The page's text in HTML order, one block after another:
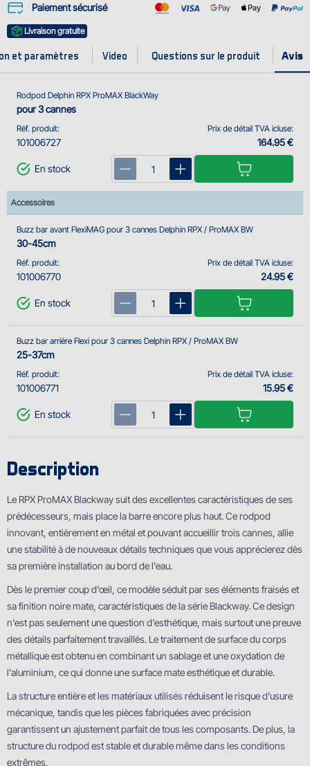
Livraison gratuite
Paiement sécurisé
et paramètres Video Questions sur le produit
Réf. produit:
101006727
Rodpod Delphin RPX ProMAX BlackWay
pour 3 cannes
Prix de détail TVA icluse:
164.95 €
En stock
Accessoires
Réf. produit:
101006770
Buzz bar avant FlexiMAG pour 3 cannes Delphin RPX / ProMAX BW
30-45cm
Prix de détail TVA icluse:
24.95 €
En stock
Réf. produit:
101006771
Buzz bar arrière Flexi pour 3 cannes Delphin RPX / ProMAX BW
25-37cm
Prix de détail TVA icluse:
15.95 €
En stock
Description
Le RPX ProMAX Blackway suit des excellentes caractéristiques de ses
prédécesseurs, mais place la barre encore plus haut. Ce rodpod
innovant, entièrement en métal et pouvant accueillir trois cannes, allie
une stabilité à de nouveaux détails techniques que vous apprécierez dès
sa première installation au bord de l'eau.
Dès le premier coup d'œil, ce modèle séduit par ses éléments fraisés et
sa finition noire mate, caractéristiques de la série Blackway. Ce design
n'est pas seulement une question d'esthétique, mais surtout une preuve
des détails parfaitement travaillés. Le traitement de surface du corps
métallique est obtenu en combinant un sablage et une oxydation de
l'aluminium, ce qui donne une surface mate esthétique et durable.
La structure entière et les matériaux utilisés réduisent le risque d'usure
mécanique, tandis que les pièces fabriquées avec précision
garantissent un ajustement parfait de tous les composants. De plus, la
structure du rodpod est stable et durable même dans les conditions
extrêmes.